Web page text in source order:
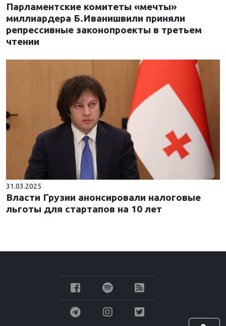
Парламентские комитеты «мечты»
миллиардера Б.Иванишвили приняли
репрессивные законопроекты в третьем
чтении
31.03.2025
Власти Грузии анонсировали налоговые
льготы для стартапов на 10 лет